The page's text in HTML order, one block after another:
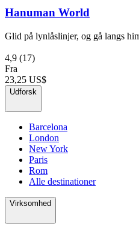
Hanuman World
Glid på lynlåslinjer, og gå langs
4,9 (17)
Fra
23,25 US$
Udforsk
Barcelona
London
New York
Paris
Rom
Alle destinationer
Virksomhed